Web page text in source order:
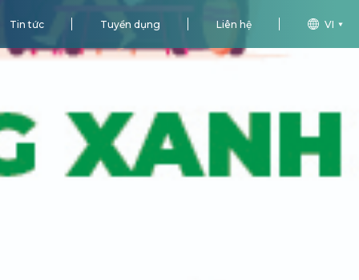
Tin tức Tuyển dụng Liên hệ VI